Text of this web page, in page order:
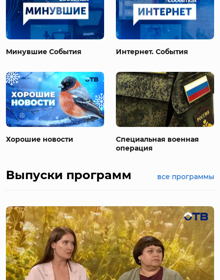
Минувшие События Интернет. События
Хорошие новости
Специальная военная
операция
Выпуски программ все программы